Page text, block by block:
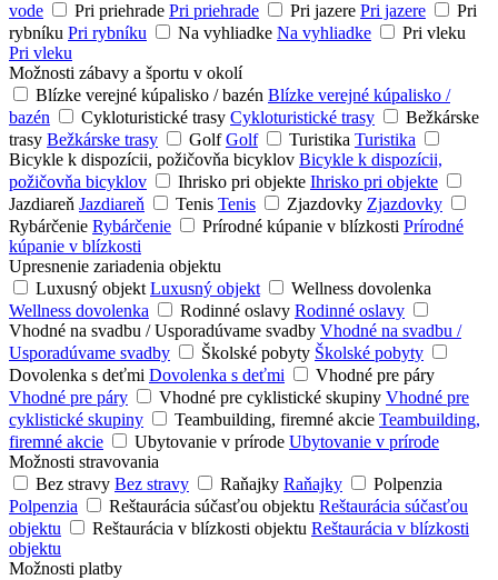
vode
Pri priehrade Pri priehrade Pri jazere Pri jazere
Pri
rybníku Pri rybníku Na vyhliadke Na vyhliadke
Pri vleku
Pri vleku
Možnosti zábavy a športu v okolí
Blízke verejné kúpalisko / bazén Blízke verejné kúpalisko /
bazén
Cykloturistické trasy Cykloturistické trasy
Bežkárske
trasy Bežkárske trasy Golf Golf Turistika Turistika
Bicykle k dispozícii, požičovňa bicyklov Bicykle k dispozícii,
požičovňa bicyklov
Ihrisko pri objekte Ihrisko pri objekte
Jazdiareň Jazdiareň Tenis Tenis Zjazdovky Zjazdovky
Rybárčenie Rybárčenie Prírodné kúpanie v blízkosti Prírodné
kúpanie v blízkosti
Upresnenie zariadenia objektu
Luxusný objekt Luxusný objekt
Wellness dovolenka
Wellness dovolenka
Rodinné oslavy Rodinné oslavy
Vhodné na svadbu / Usporadúvame svadby Vhodné na svadbu /
Usporadúvame svadby
Školské pobyty Školské pobyty
Dovolenka s deťmi Dovolenka s deťmi
Vhodné pre páry
Vhodné pre páry
Vhodné pre cyklistické skupiny Vhodné pre
cyklistické skupiny
Teambuilding, firemné akcie Teambuilding,
firemné akcie
Ubytovanie v prírode Ubytovanie v prírode
Možnosti stravovania
Bez stravy Bez stravy Raňajky Raňajky
Polpenzia
Polpenzia
Reštaurácia súčasťou objektu Reštaurácia súčasťou
objektu
Reštaurácia v blízkosti objektu Reštaurácia v blízkosti
objektu
Možnosti platby